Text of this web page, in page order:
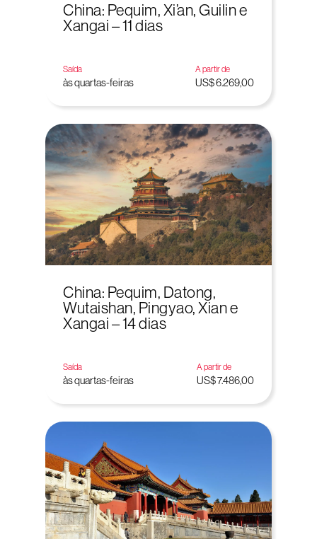
China: Pequim, Xi’an, Guilin e
Xangai – 11 dias
Saída
às quartas-feiras
A partir de
US$ 6.269,00
China: Pequim, Datong,
Wutaishan, Pingyao, Xian e
Xangai – 14 dias
Saída
às quartas-feiras
A partir de
US$ 7.486,00